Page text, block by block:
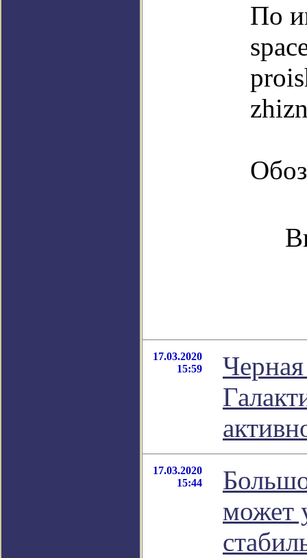
По
17.03.2020
15:59
17.03.2020
15:44
может